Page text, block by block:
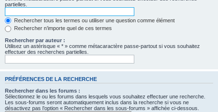
partielles.
Rechercher tous les termes ou utiliser une question comme élément
Rechercher n’importe quel de ces termes
Rechercher par auteur :
Utilisez un astérisque « * » comme métacaractère passe-partout si vous souhaitez
effectuer des recherches partielles.
PRÉFÉRENCES DE LA RECHERCHE
Rechercher dans les forums :
Sélectionnez le ou les forums dans lesquels vous souhaitez effectuer une recherche.
Les sous-forums seront automatiquement inclus dans la recherche si vous ne
désactivez pas l’option « Rechercher dans les sous-forums » affichée ci-dessous.